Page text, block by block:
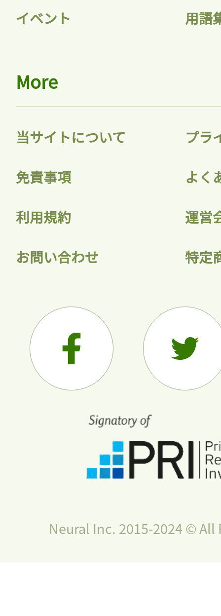
イベント 用語
More
当サイトについて プラ
免責事項 よく
利用規約 運営
お問い合わせ 特定
Neural Inc. 2015-2024 © All